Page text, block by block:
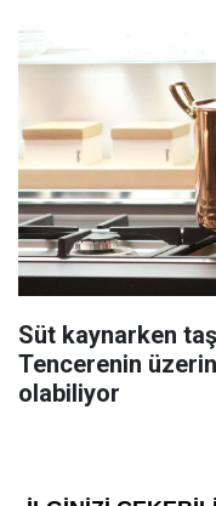
Süt kaynarken
Tencerenin
olabiliyor